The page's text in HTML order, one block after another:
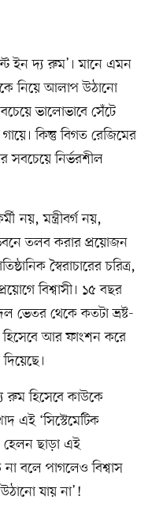
ইন দ্য রুম’। মানে এমন
নিয়ে আলাপ উঠানো
ভালোভাবে সেঁটে
কিন্তু বিগত রেজিমের
সবচেয়ে নির্ভরশীল
নয়, মন্ত্রীবর্গ নয়,
তলব করার প্রয়োজন
স্বৈরাচারের চরিত্র,
বিশ্বাসী। ১৫ বছর
ভেতর থেকে কতটা ভ্রষ্ট-
হিসেবে আর ফাংশন করে
রুম হিসেবে কাউকে
এই ‘সিস্টেমেটিক
হেলন ছাড়া এই
বলে পাগলেও বিশ্বাস
যায় না’!